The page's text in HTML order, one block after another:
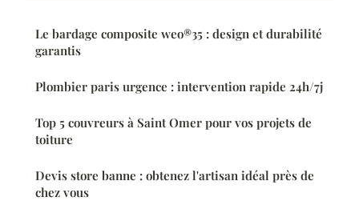
Le bardage composite weo®35 : design et durabilité
garantis
Plombier paris urgence : intervention rapide 24h/7j
Top 5 couvreurs à Saint Omer pour vos projets de
toiture
Devis store banne : obtenez l'artisan idéal près de
chez vous